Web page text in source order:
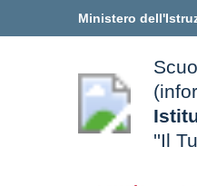
Ministero
''Il